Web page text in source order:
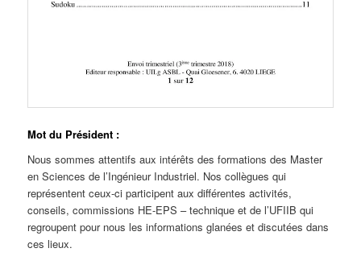
Mot du Président :
Nous sommes attentifs aux intérêts des formations des Master
en Sciences de l’Ingénieur Industriel. Nos collègues qui
représentent ceux-ci participent aux différentes activités,
conseils, commissions HE-EPS – technique et de l’UFIIB qui
regroupent pour nous les informations glanées et discutées dans
ces lieux.